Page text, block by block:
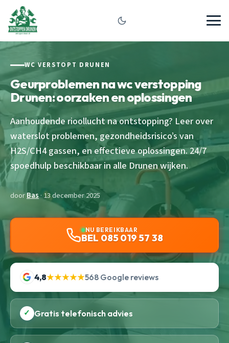
WC VERSTOPT DRUNEN
Geurproblemen na wc verstopping
Drunen: oorzaken en oplossingen
Aanhoudende rioollucht na ontstopping? Leer over
waterslot problemen, gezondheidsrisico’s van
H2S/CH4 gassen, en effectieve oplossingen. 24/7
spoedhulp beschikbaar in alle Drunen wijken.
doorBas· 13 december 2025
NU BEREIKBAAR
BEL 085 019 57 38
4,8★★★★★568 Google reviews
✓ Gratis telefonisch advies